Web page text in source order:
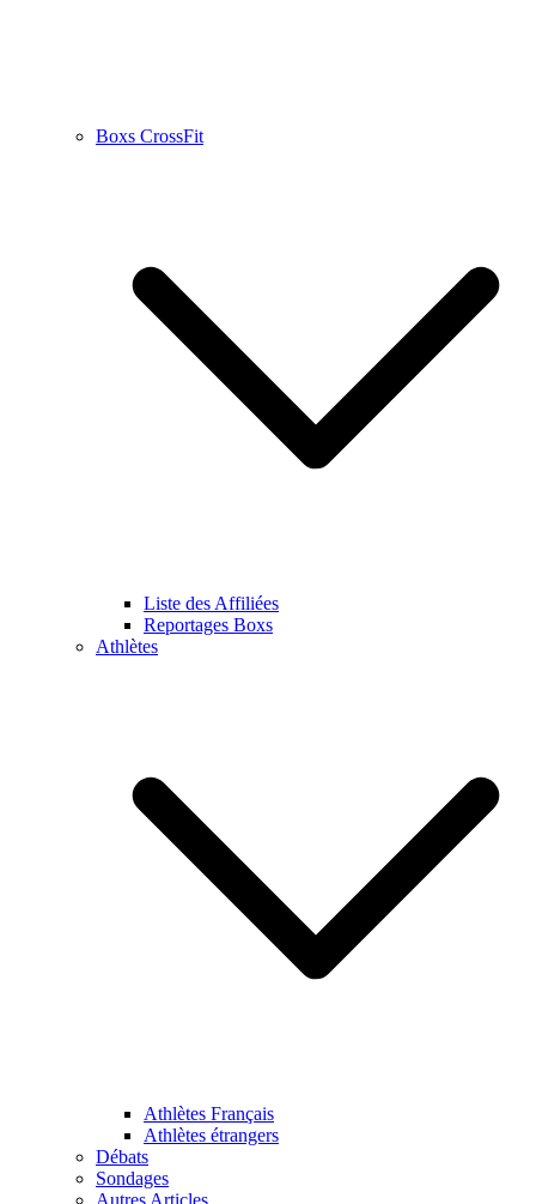
Boxs CrossFit
Liste des Affiliées
Reportages Boxs
Athlètes
Athlètes Français
Athlètes étrangers
Débats
Sondages
Autres Articles